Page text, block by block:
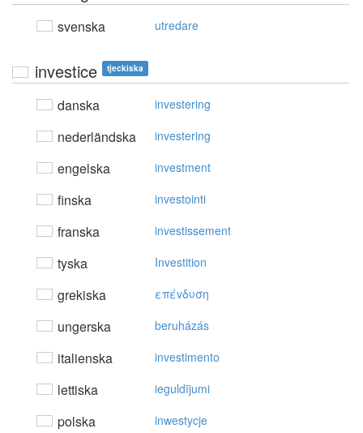
svenska utredare
investice tjeckiska
danska investering
nederländska investering
engelska investment
finska investointi
franska investissement
tyska Investition
grekiska επέvδυση
ungerska beruházás
italienska investimento
lettiska ieguldījumi
polska inwestycje